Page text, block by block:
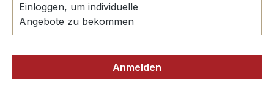
Einloggen, um individuelle
Angebote zu bekommen
Anmelden